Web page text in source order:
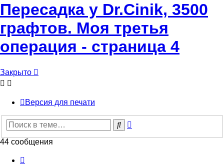
Пересадка у Dr.Cinik, 3500
графтов. Моя третья
операция - страница 4
Закрыто
Версия для печати
Поиск
44 сообщения